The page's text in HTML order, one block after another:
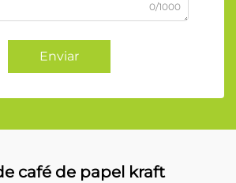
0/1000
Enviar
café de papel kraft